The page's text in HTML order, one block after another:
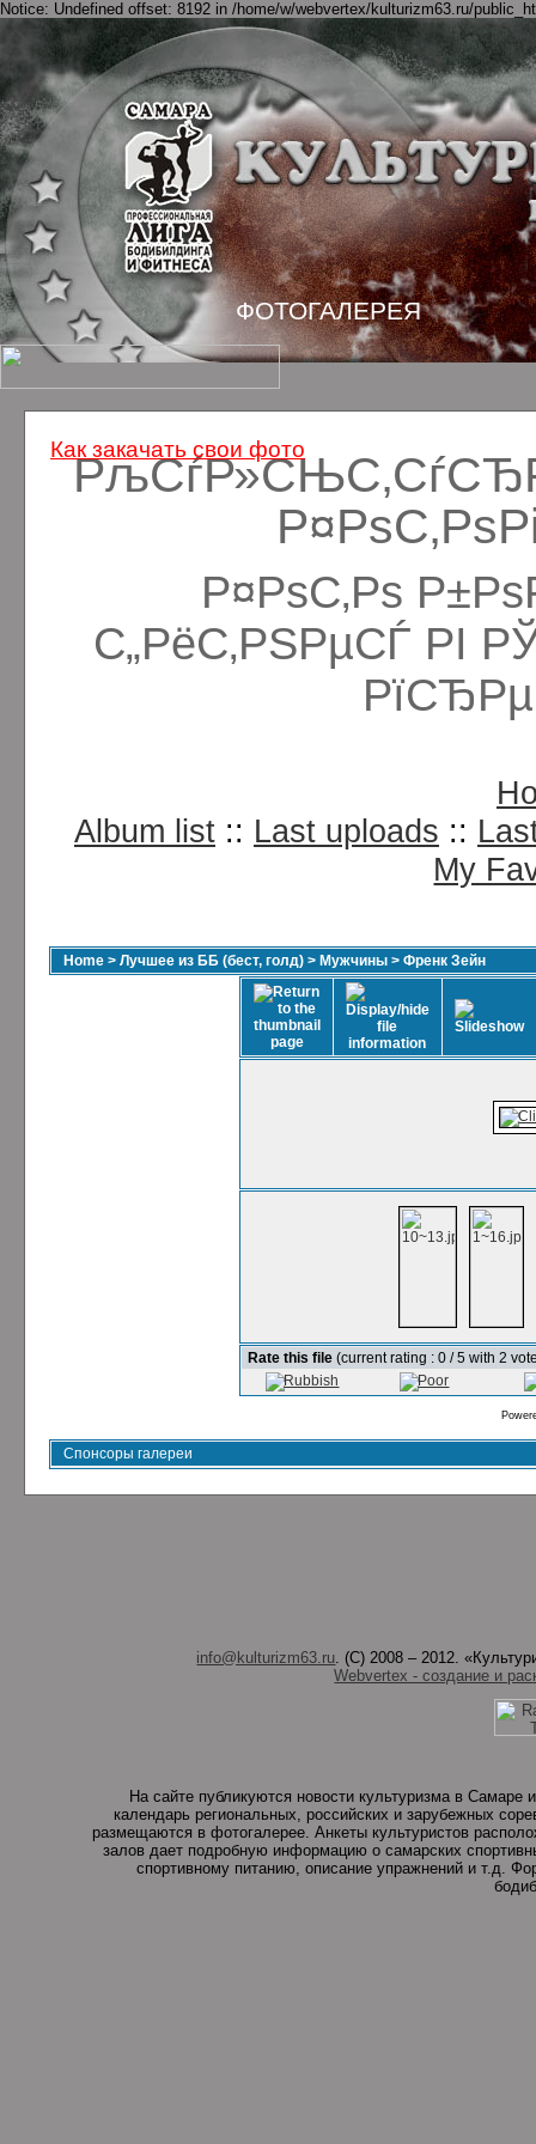
Notice: Undefined offset: 8192 in /home/w/webvertex/kulturizm63.ru/
Р¤РѕС‚Рѕ
С„РёС‚РЅРµСЃ РІ
Album list :: Last uploads ::
My
Home > Лучшее из ББ (бест, голд) > Мужчины > Френк Зейн
Rate this file (current rating : 0 / 5 with 2
Спонсоры галереи
info@kulturizm63.ru. (C) 2008 – 2012.
Webvertex - создание и
На сайте публикуются новости культуризма в
календарь региональных, российских и зарубежных
размещаются в фотогалерее. Анкеты культуристов
залов дает подробную информацию о самарских
спортивному питанию, описание упражнений и т.д.
ФОТОГАЛЕРЕЯ
Как закачать свои фото